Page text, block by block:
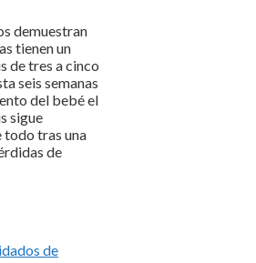
demuestran
tienen un
de tres a cinco
seis semanas
del bebé el
sigue
todo tras una
de
de